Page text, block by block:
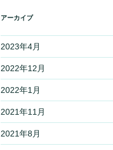
アーカイブ
2023年4月
2022年12月
2022年1月
2021年11月
2021年8月